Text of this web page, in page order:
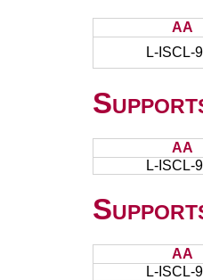
AA
L-ISCL-
AA
L-ISCL-
AA
L-ISCL-